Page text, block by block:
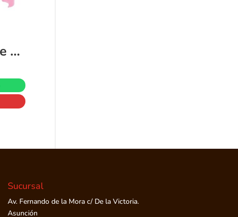
DOLU: Mesa de actividades 3 en 1 para agua y arena, unicornio, rosa, azul, se convierte en mesa creativa con tapa, juguete sensorial para interiores y exteriores, niños pequeños a partir de 2 años
Sucursal
Av. Fernando de la Mora c/ De la Victoria.
Asunción